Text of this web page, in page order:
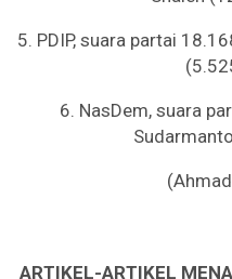
5. PDIP, suara partai
6. NasDem, suara
ARTIKEL-ARTIKEL